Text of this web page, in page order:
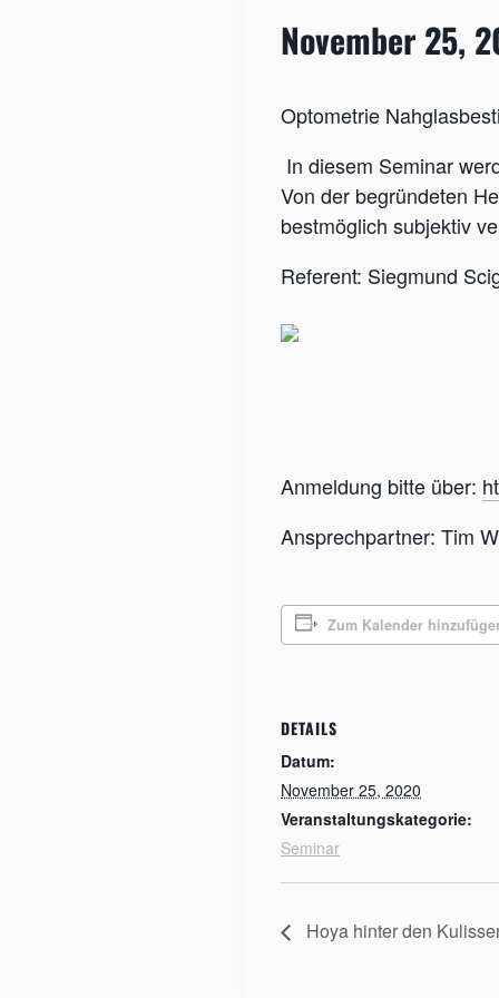
November 25,
Optometrie
In diesem Seminar
Von der begründeten
bestmöglich subjektiv
Referent: Siegmund
Anmeldung bitte über:
Ansprechpartner: Tim
Zum Kalender
DETAILS
Datum:
November 25, 2020
Veranstaltungskategorie:
Seminar
Hoya hinter den